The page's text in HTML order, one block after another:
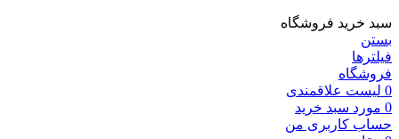
سبد خرید فروشگاه
بستن
فیلترها
فروشگاه
0 لیست علاقمندی
0 مورد سبد خرید
حساب کاربری من